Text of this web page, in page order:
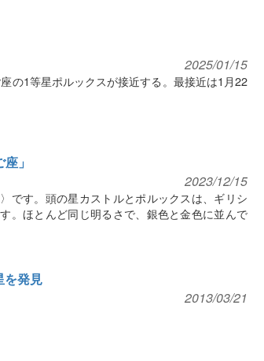
2025/01/15
の1等星ポルックスが接近する。最接近は1月22
」
2023/12/15
です。頭の星カストルとポルックスは、ギリシ
。ほとんど同じ明るさで、銀色と金色に並んで
を発見
2013/03/21